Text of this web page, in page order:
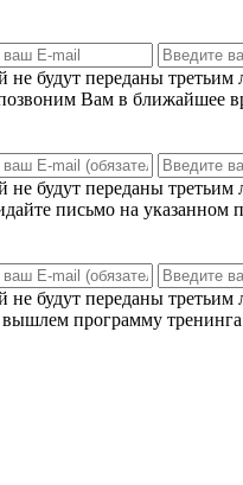
не будут переданы третьим
Вам в ближайшее
не будут переданы третьим
письмо на указанном
не будут переданы третьим
программу